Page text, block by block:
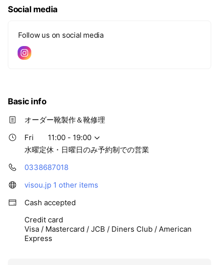
e
Social media
Follow us on social media
Basic info
オーダー靴製作＆靴修理
Fri
11:00 - 19:00
水曜定休・日曜日のみ予約制での営業
0338687018
visou.jp 1 other items
Cash accepted
Credit card
Visa / Mastercard / JCB / Diners Club / American
Express